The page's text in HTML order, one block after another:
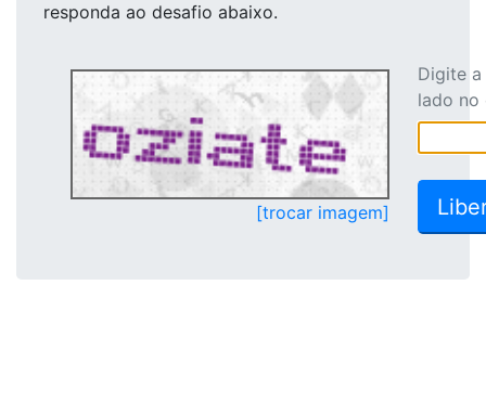
responda ao desafio abaixo.
[trocar imagem]
Digite
lado no